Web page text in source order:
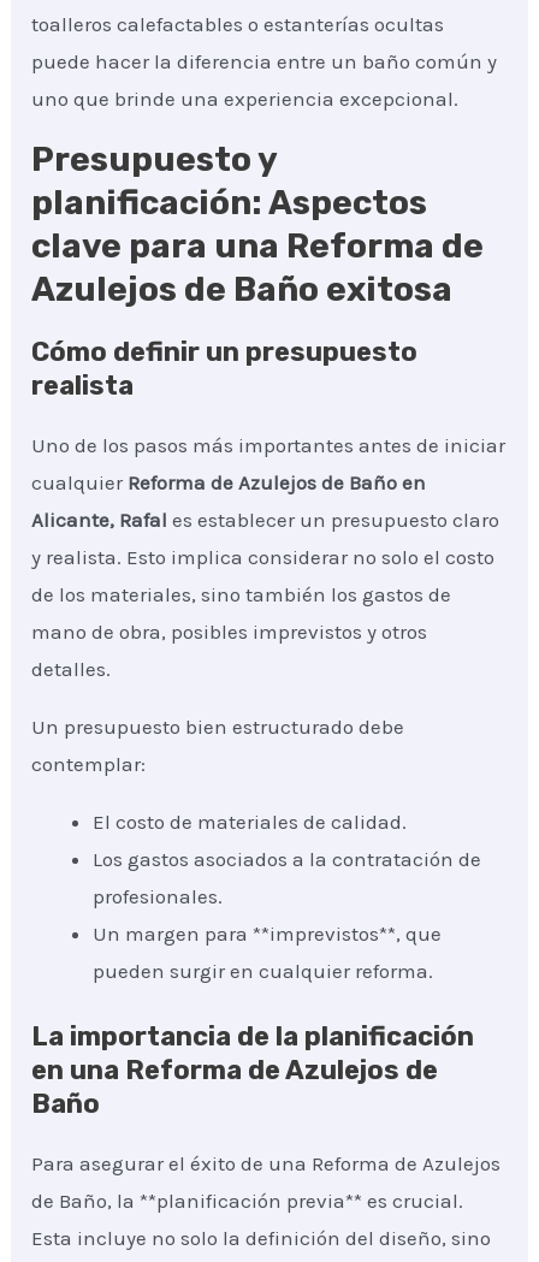
toalleros calefactables o estanterías ocultas
puede hacer la diferencia entre un baño común y
uno que brinde una experiencia excepcional.
Presupuesto y
planificación: Aspectos
clave para una Reforma de
Azulejos de Baño exitosa
Cómo definir un presupuesto
realista
Uno de los pasos más importantes antes de iniciar
cualquier Reforma de Azulejos de Baño en
Alicante, Rafales establecer un presupuesto claro
y realista. Esto implica considerar no solo el costo
de los materiales, sino también los gastos de
mano de obra, posibles imprevistos y otros
detalles.
Un presupuesto bien estructurado debe
contemplar:
El costo de materiales de calidad.
Los gastos asociados a la contratación de
profesionales.
Un margen para **imprevistos**, que
pueden surgir en cualquier reforma.
La importancia de la planificación
en una Reforma de Azulejos de
Baño
Para asegurar el éxito de una Reforma de Azulejos
de Baño, la **planificación previa** es crucial.
Esta incluye no solo la definición del diseño, sino